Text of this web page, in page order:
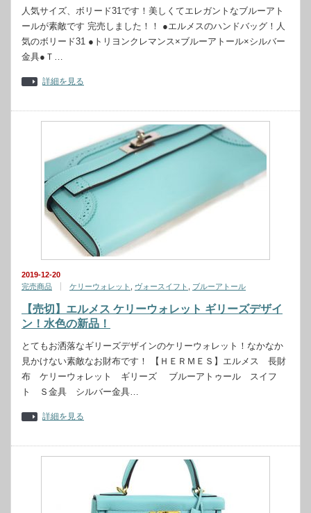
人気サイズ、ボリード31です！美しくてエレガントなブルーアト
ールが素敵です 完売しました！！ ●エルメスのハンドバッグ！人
気のボリード31 ●トリヨンクレマンス×ブルーアトール×シルバー
金具●Ｔ…
詳細を見る
2019-12-20
完売商品
ケリーウォレット ヴォースイフト ブルーアトール
【売切】エルメス ケリーウォレット ギリーズデザイ
ン！水色の新品！
とてもお洒落なギリーズデザインのケリーウォレット！なかなか
見かけない素敵なお財布です！ 【ＨＥＲＭＥＳ】エルメス 長財
布 ケリーウォレット ギリーズ ブルーアトゥール スイフ
ト Ｓ金具 シルバー金具…
詳細を見る